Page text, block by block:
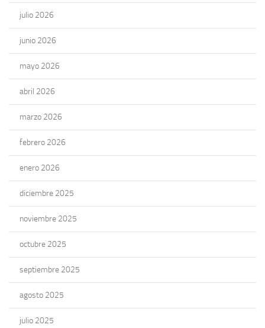
julio 2026
junio 2026
mayo 2026
abril 2026
marzo 2026
febrero 2026
enero 2026
diciembre 2025
noviembre 2025
octubre 2025
septiembre 2025
agosto 2025
julio 2025